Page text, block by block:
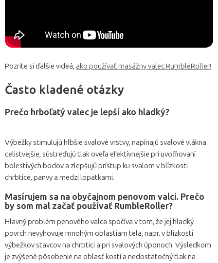
Pozrite si ďalšie videá, ako používať masážny valec RumbleRoller!
Často kladené otázky
Prečo hrboľatý valec je lepší ako hladký?
Výbežky stimulujú hlbšie svalové vrstvy, napínajú svalové vlákna
celistvejšie, sústreďujú tlak oveľa efektívnejšie pri uvoľňovaní
bolestivých bodov a zlepšujú prístup ku svalom v blízkosti
chrbtice, panvy a medzi lopatkami.
Masírujem sa na obyčajnom penovom valci. Prečo
by som mal začať používať RumbleRoller?
Hlavný problém penového valca spočíva v tom, že jej hladký
povrch nevyhovuje mnohým oblastiam tela, napr. v blízkosti
výbežkov stavcov na chrbtici a pri svalových úponoch. Výsledkom
je zvýšené pôsobenie na oblasť kostí a nedostatočný tlak na